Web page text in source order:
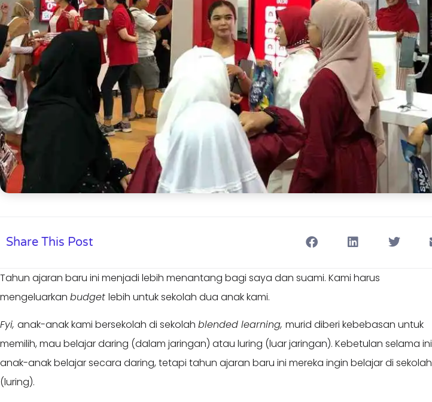
Share This Post
Tahun ajaran baru ini menjadi lebih menantang bagi saya dan suami. Kami harus
mengeluarkan budget lebih untuk sekolah dua anak kami.
Fyi, anak-anak kami bersekolah di sekolah blended learning, murid diberi kebebasan untuk
memilih, mau belajar daring (dalam jaringan) atau luring (luar jaringan). Kebetulan selama ini
anak-anak belajar secara daring, tetapi tahun ajaran baru ini mereka ingin belajar di sekolah
(luring).